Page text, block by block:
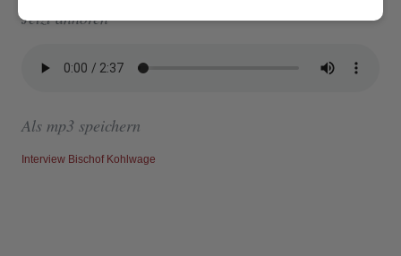
Jetzt anhören
Als mp3 speichern
Interview Bischof Kohlwage